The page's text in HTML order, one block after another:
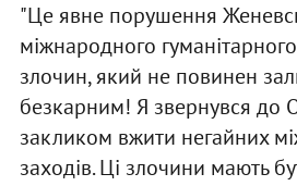
"Це явне порушення
міжнародного
злочин, який не повинен
безкарним! Я звернувся до
закликом вжити негайних
заходів. Ці злочини мають